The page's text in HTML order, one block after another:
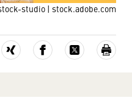
studio | stock.adobe.com